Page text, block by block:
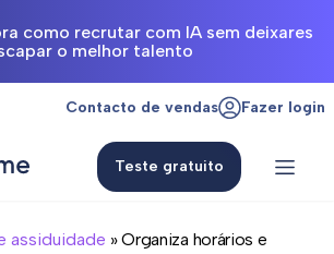
como recrutar com IA sem deixares
o melhor talento
Contacto de vendas Fazer login
Teste gratuito
assiduidade » Organiza horários e